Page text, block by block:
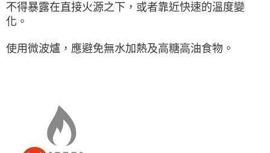
不得暴露在直接火源之下，或者靠近快速的溫度變
化。
使用微波爐，應避免無水加熱及高糖高油食物 。